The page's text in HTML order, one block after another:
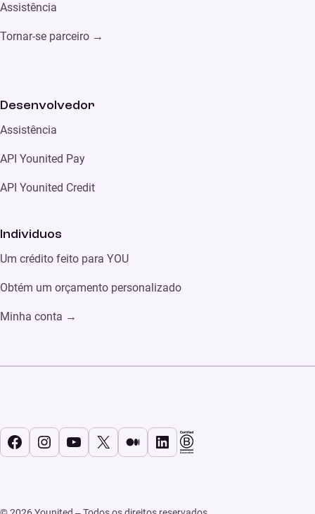
Assistência
Tornar-se parceiro →
Desenvolvedor
Assistência
API Younited Pay
API Younited Credit
Individuos
Um crédito feito para YOU
Obtém um orçamento personalizado
Minha conta →
Facebook
Instagram
YouTube
X MédioLinkedIn